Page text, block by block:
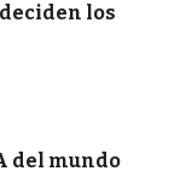
los
del mundo